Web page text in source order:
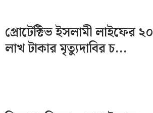
প্রোটেক্টিভ ইসলামী লাইফের ২০
লাখ টাকার মৃত্যুদাবির চ...